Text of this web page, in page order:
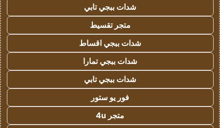
شدات ببجي تابي
متجر تقسيط
شدات ببجي اقساط
شدات ببجي تمارا
شدات ببجي تابي
فور يو ستور
متجر 4u